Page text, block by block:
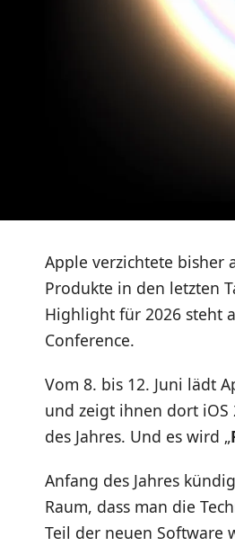
Apple verzichtete bisher
Produkte in den letzten
Highlight für 2026 steht
Conference.
Vom 8. bis 12. Juni lädt
und zeigt ihnen dort iOS
des Jahres. Und es wird „
Anfang des Jahres
Raum, dass man die
Teil der neuen Software